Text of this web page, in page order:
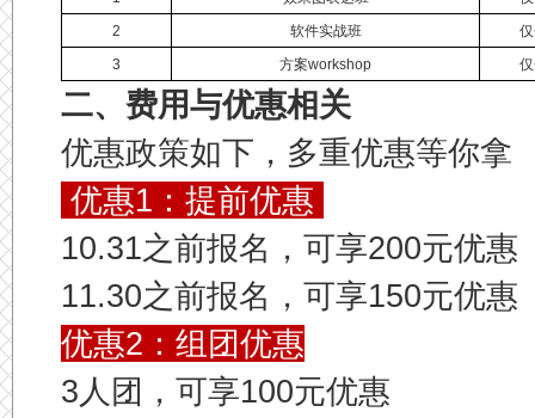
2
软件实战班
3
方案workshop
二、费用与优惠相关
优惠政策如下，多重优惠等你拿
优惠1：提前优惠
10.31之前报名，可享200元优惠
11.30之前报名，可享150元优惠
优惠2：组团优惠
3人团，可享100元优惠